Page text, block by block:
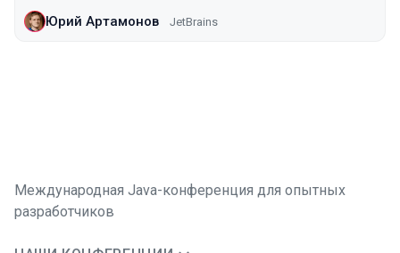
Юрий Артамонов JetBrains
Международная Java-конференция для опытных
разработчиков